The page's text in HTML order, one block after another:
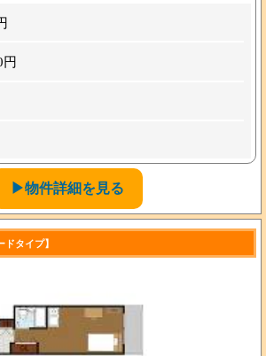
円
▶物件詳細を見る
タイプ】